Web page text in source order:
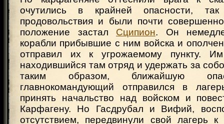
очутились в крайней опасности,
продовольствия и были почти
положение застал Сципион. Он
корабли прибывшие с ним войска и
отправил их к угрожаемому пункту.
находившийся там отряд и удержать за
таким образом, ближайшую
главнокомандующий отправился в
принять начальство над войском и
Карфагену. Но Гасдрубал и Вифий,
отсутствием, передвинули свой лагерь